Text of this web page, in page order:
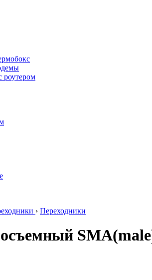
роутером
› Переходники